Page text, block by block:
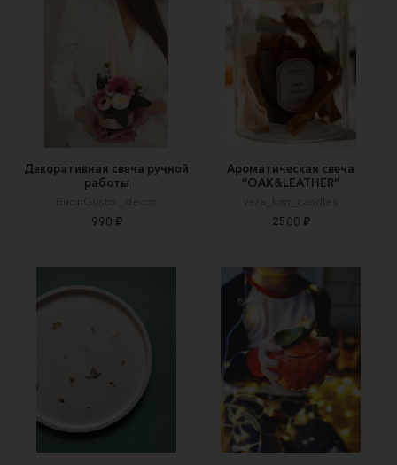
Декоративная свеча ручной
работы
BuonGusto _decor
990 ₽
Ароматическая свеча
“OAK&LEATHER”
vera_kim_candles
2500 ₽